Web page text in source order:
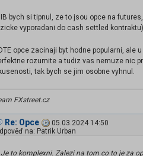
IB bych si tipnul, ze to jsou opce na
vyporadani do cash settled
opce zacinaji byt hodne popularni,
rozumite a tudiz vas nemuze nic
tak bych se jim osobne vyhnul.
FXstreet.cz
Re: Opce
05.03.2024 14:50
na: Patrik Urban
Je to komplexni. Zalezi na tom co to je za